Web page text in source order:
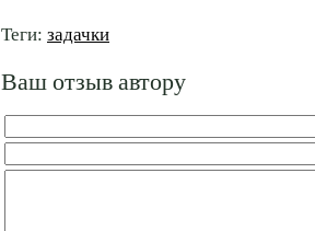
Теги: задачки
Ваш отзыв автору